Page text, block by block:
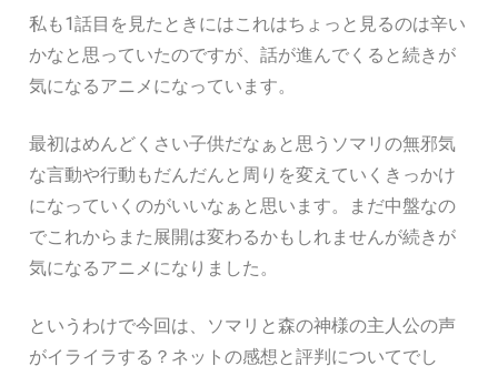
私も1話目を見たときにはこれはちょっと見るのは辛い
かなと思っていたのですが、話が進んでくると続きが
気になるアニメになっています。
最初はめんどくさい子供だなぁと思うソマリの無邪気
な言動や行動もだんだんと周りを変えていくきっかけ
になっていくのがいいなぁと思います。まだ中盤なの
でこれからまた展開は変わるかもしれませんが続きが
気になるアニメになりました。
というわけで今回は、ソマリと森の神様の主人公の声
がイライラする？ネットの感想と評判についてでし